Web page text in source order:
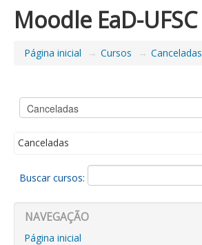
Moodle EaD-UFSC
Página inicial → Cursos → Canceladas
Canceladas
Buscar cursos:
NAVEGAÇÃO
Página inicial